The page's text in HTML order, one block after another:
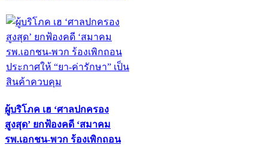
ผู้บริโภค เฮ ‘ศาลปกครอง
สูงสุด’ ยกฟ้องคดี ‘สมาคม
รพ.เอกชน-พวก ร้องเพิกถอน